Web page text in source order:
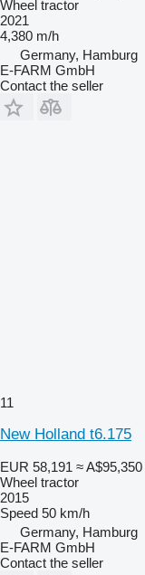
Wheel tractor
2021
4,380 m/h
Germany, Hamburg
E-FARM GmbH
Contact the seller
11
New Holland t6.175
EUR 58,191 ≈ A$95,350
Wheel tractor
2015
Speed 50 km/h
Germany, Hamburg
E-FARM GmbH
Contact the seller